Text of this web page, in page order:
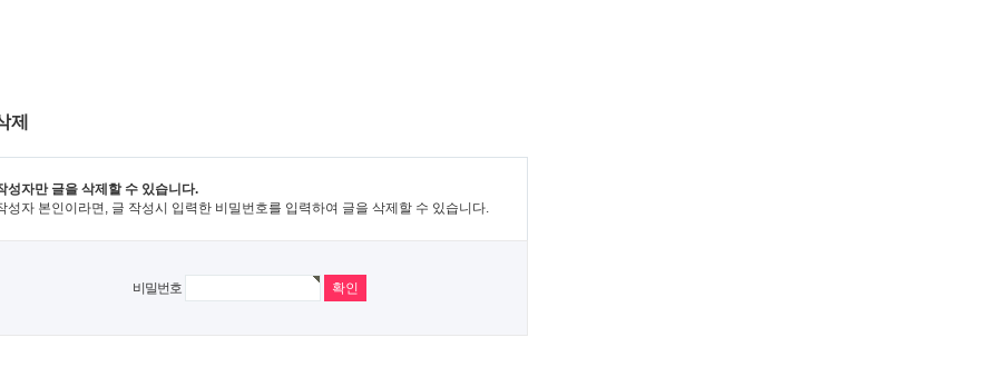
제
성자만 글을 삭제할 수 있습니다.
성자 본인이라면, 글 작성시 입력한 비밀번호를 입력하여 글을 삭제할 수 있습니다.
비밀번호